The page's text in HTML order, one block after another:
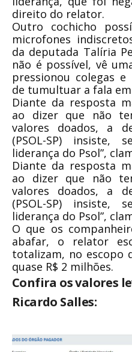
direito do relator.
Outro cochicho
microfones
da deputada Talíria
não é possível, vê
pressionou colegas e
de tumultuar a fala
Diante da resposta
ao dizer que não
valores doados, a
(PSOL-SP) insiste,
liderança do Psol”,
Diante da resposta
ao dizer que não
valores doados, a
(PSOL-SP) insiste,
liderança do Psol”,
O que os
abafar, o relator
totalizam, no escopo
quase R$ 2 milhões.
Confira os valores
Ricardo Salles: